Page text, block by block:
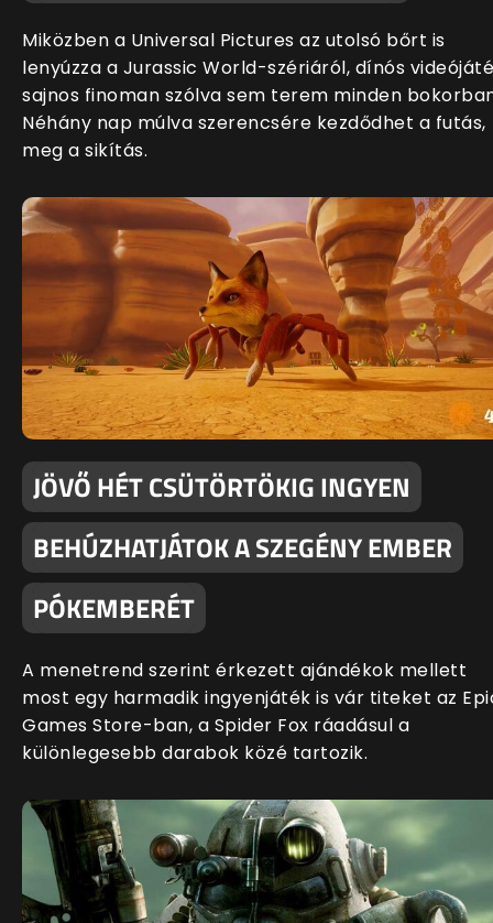
Miközben a Universal Pictures az utolsó bőrt is
lenyúzza a Jurassic World-szériáról, dínós
sajnos finoman szólva sem terem minden
Néhány nap múlva szerencsére kezdődhet a futás,
meg a sikítás.
JÖVŐ HÉT CSÜTÖRTÖKIG INGYEN
BEHÚZHATJÁTOK A SZEGÉNY EMBER
PÓKEMBERÉT
A menetrend szerint érkezett ajándékok mellett
most egy harmadik ingyenjáték is vár titeket az
Games Store-ban, a Spider Fox ráadásul a
különlegesebb darabok közé tartozik.